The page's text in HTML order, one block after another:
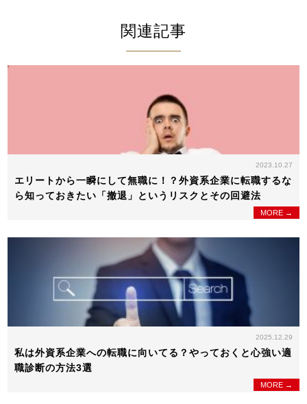
関連記事
2023.10.27
エリートから一瞬にして無職に！？外資系企業に転職するな
ら知っておきたい「撤退」というリスクとその回避法
MORE →
2025.12.29
私は外資系企業への転職に向いてる？やっておくと心強い適
職診断の方法3選
MORE →